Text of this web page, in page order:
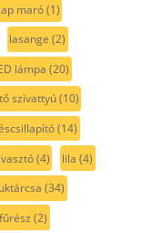
maró(1)
lasange (2)
lámpa (20)
szivattyú(10)
(14)
(4) lila (4)
(34)
(2)